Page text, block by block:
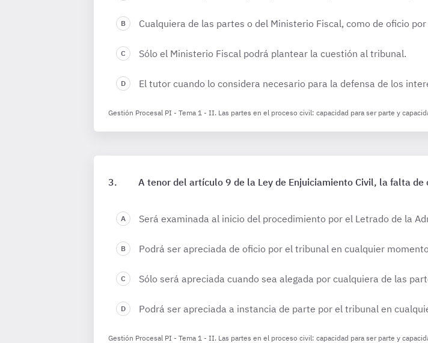
Cualquiera de las partes o del Ministerio Fiscal, como de oficio
Sólo el Ministerio Fiscal podrá plantear la cuestión al tribunal.
El tutor cuando lo considera necesario para la defensa de los
Gestión Procesal PI - Tema 1 - II. Las partes en el proceso civil: capacidad para ser parte y
A tenor del artículo 9 de la Ley de Enjuiciamiento Civil, la falta
Será examinada al inicio del procedimiento por el Letrado de la
Podrá ser apreciada de oficio por el tribunal en cualquier
Sólo será apreciada cuando sea alegada por cualquiera de las
Podrá ser apreciada a instancia de parte por el tribunal en
Gestión Procesal PI - Tema 1 - II. Las partes en el proceso civil: capacidad para ser parte y